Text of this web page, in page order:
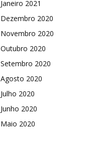
Janeiro 2021
Dezembro 2020
Novembro 2020
Outubro 2020
Setembro 2020
Agosto 2020
Julho 2020
Junho 2020
Maio 2020